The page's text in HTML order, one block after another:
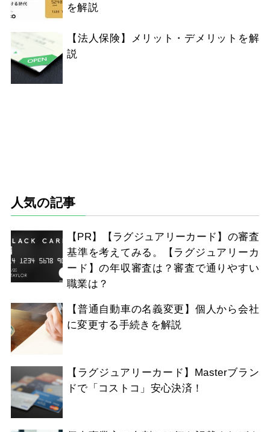
を解説
【法人保険】メリット・デメリットを解
説
人気の記事
【PR】【ラグジュアリーカード】の審査
基準を考えてみる。【ラグジュアリーカ
ード】の年収審査は？審査で通りやすい
職業は？
【普通自動車の名義変更】個人から会社
に変更する手続きを解説
【ラグジュアリーカード】Masterブラン
ドで「コストコ」安心決済！